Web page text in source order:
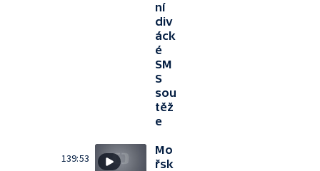
ní
div
áck
é
SM
S
sou
těž
e
139:53
Mo
řsk